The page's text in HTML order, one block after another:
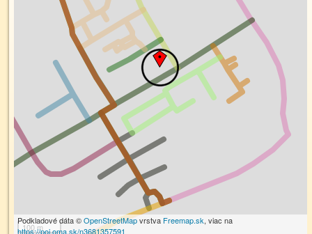
100 m
Podkladové dáta ©OpenStreetMapvrstva Freemap.sk, viac na
https://poi.oma.sk/n3681357591